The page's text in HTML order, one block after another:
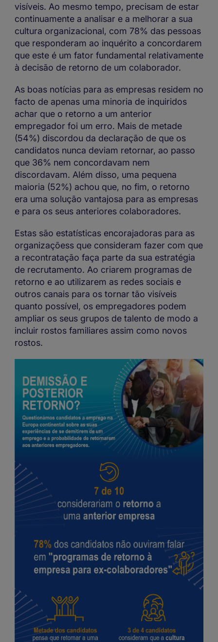
visíveis. Ao mesmo tempo, precisam de estar
continuamente a analisar e a melhorar a sua
cultura organizacional, com 78% das pessoas
que responderam ao inquérito a concordarem
que este é um fator fundamental relativamente
à decisão de retorno de um colaborador.
As boas notícias para as empresas residem no
facto de apenas uma minoria de inquiridos
achar que o retorno a um anterior
empregador foi um erro. Mais de metade
(54%) discordou da declaração de que os
candidatos nunca deviam retornar, ao passo
que 36% nem concordavam nem
discordavam. Além disso, uma pequena
maioria (52%) achou que, no fim, o retorno
era uma solução vantajosa para as empresas
e para os seus anteriores colaboradores.
Estas são estatísticas encorajadoras para as
organizaçõess que consideram fazer com que
a recontratação faça parte da sua estratégia
de recrutamento. Ao criarem programas de
retorno e ao utilizarem as redes sociais e
outros canais para os tornar tão visíveis
quanto possível, os empregadores podem
ampliar os seus grupos de talento de modo a
incluir rostos familiares assim como novos
rostos.